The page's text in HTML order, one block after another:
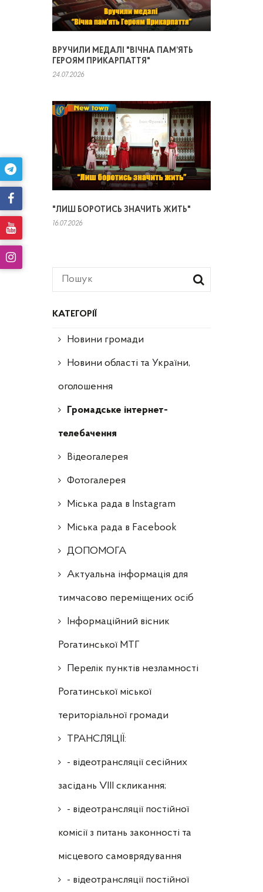
КАТЕГОРІЇ
Новини громади
Новини області та України,
оголошення
Громадське інтернет-
телебачення
Відеогалерея
Фотогалерея
Міська рада в Instagram
Міська рада в Facebook
ДОПОМОГА
Актуальна інформація для
тимчасово переміщених осіб
Інформаційний вісник
Рогатинської МТГ
Перелік пунктів незламності
Рогатинської міської
територіальної громади
ТРАНСЛЯЦІЇ:
- відеотрансляції сесійних
засідань VIII скликання;
- відеотрансляції постійної
комісії з питань законності та
місцевого самоврядування
- відеотрансляції постійної
ВРУЧИЛИ МЕДАЛІ "ВІЧНА ПАМ’ЯТЬ
ГЕРОЯМ ПРИКАРПАТТЯ"
24.07.2026
"ЛИШ БОРОТИСЬ ЗНАЧИТЬ ЖИТЬ"
16.07.2026